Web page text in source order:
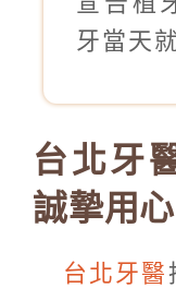
牙當天
台北牙
誠摯用
台北牙醫